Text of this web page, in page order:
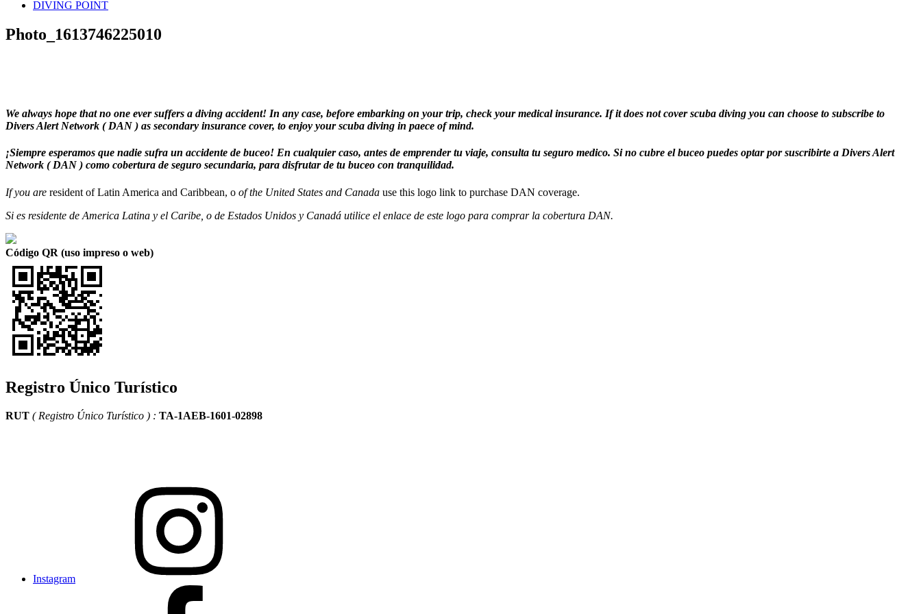
DIVING POINT
Photo_1613746225010
We always hope that no one ever suffers a diving accident! In any case, before embarking on your trip, check your medical insurance. If it does not cover scuba diving you can choose to subscribe to
Divers Alert Network ( DAN ) as secondary insurance cover, to enjoy your scuba diving in paece of mind.
¡Siempre esperamos que nadie sufra un accidente de buceo! En cualquier caso, antes de emprender tu viaje, consulta tu seguro medico. Si no cubre el buceo puedes optar por suscribirte a Divers Alert
Network ( DAN ) como cobertura de seguro secundaria, para disfrutar de tu buceo con tranquilidad.
If you are resident of Latin America and Caribbean, o of the United States and Canada use this logo link to purchase DAN coverage.
Si es residente de America Latina y el Caribe, o de Estados Unidos y Canadá utilice el enlace de este logo para comprar la cobertura DAN.
Código QR (uso impreso o web)
Registro Único Turístico
RUT (Registro Único Turístico ) : TA-1AEB-1601-02898
Instagram